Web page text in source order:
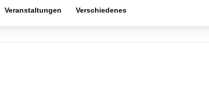
Veranstaltungen Verschiedenes